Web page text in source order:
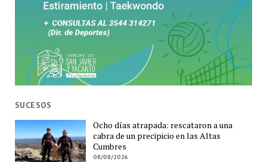
SUCESOS
Ocho días atrapada: rescataron a una
cabra de un precipicio en las Altas
Cumbres
08/08/2026